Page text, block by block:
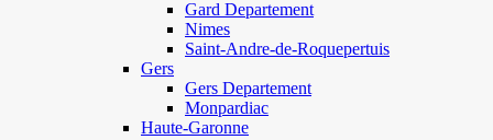
Gard Departement
Nimes
Saint-Andre-de-Roquepertuis
Gers
Gers Departement
Monpardiac
Haute-Garonne